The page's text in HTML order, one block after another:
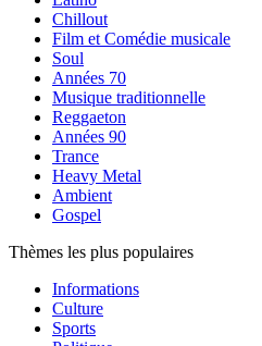
Chillout
Film et Comédie musicale
Soul
Années 70
Musique traditionnelle
Reggaeton
Années 90
Trance
Heavy Metal
Ambient
Gospel
Thèmes les plus populaires
Informations
Culture
Sports